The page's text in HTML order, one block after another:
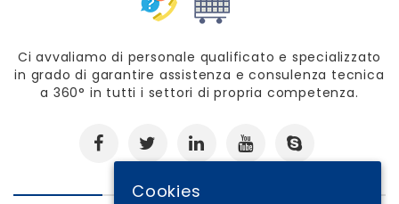
Ci avvaliamo di personale qualificato e specializzato
in grado di garantire assistenza e consulenza tecnica
a 360° in tutti i settori di propria competenza.
Cookies